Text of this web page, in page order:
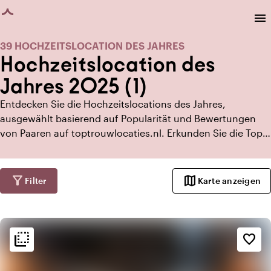
geladen
menu
Hochzeitslocation des
Jahres 2025 (1)
39 HOCHZEITSLOCATION DES JAHRES
Entdecken Sie die Hochzeitslocations des Jahres,
ausgewählt basierend auf Popularität und Bewertungen
von Paaren auf toptrouwlocaties.nl. Erkunden Sie die Top 3
besonderen Tag!
filter_alt Filter map Karte anzeigen
flip_to_back favorite_border
flip_to_back Ambiente und Ästhetik
favorite
Romantisch